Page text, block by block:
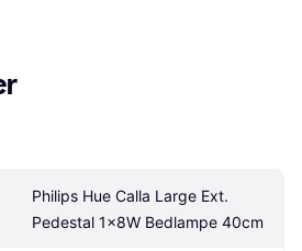
Philips Hue Calla Large Ext.
Pedestal 1x8W Bedlampe 40cm